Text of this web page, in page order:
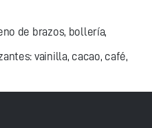
de brazos, bollería,
vainilla, cacao, café,